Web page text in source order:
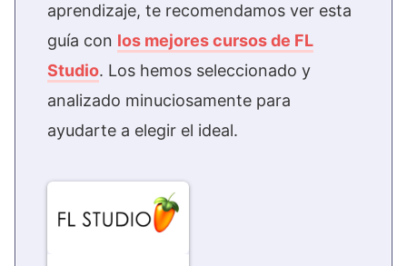
aprendizaje, te recomendamos ver esta
guía con los mejores cursos de FL
Studio. Los hemos seleccionado y
analizado minuciosamente para
ayudarte a elegir el ideal.